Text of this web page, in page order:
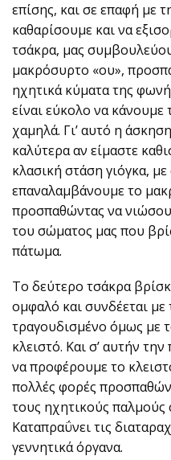
επίσης, και σε επαφή με
καθαρίσουμε και να
τσάκρα, μας
μακρόσυρτο «ου»,
ηχητικά κύματα της
είναι εύκολο να
χαμηλά. Γι’ αυτό η
καλύτερα αν είμαστε
κλασική στάση γιόγκα,
επαναλαμβάνουμε το
προσπαθώντας να
του σώματος μας που
πάτωμα.
Το δεύτερο τσάκρα
ομφαλό και συνδέεται
τραγουδισμένο όμως με
κλειστό. Και σ’ αυτήν
να προφέρουμε το
πολλές φορές
τους ηχητικούς παλμούς
Καταπραΰνει τις
γεννητικά όργανα.